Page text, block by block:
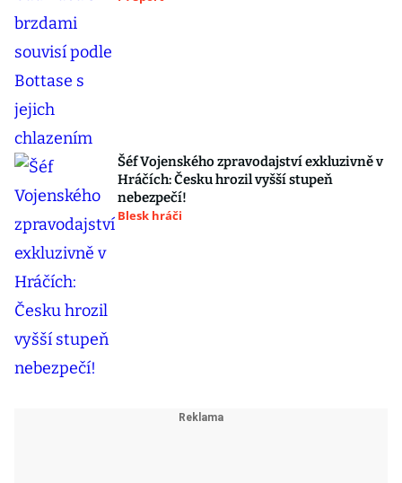
Šéf Vojenského zpravodajství exkluzivně v
Hráčích: Česku hrozil vyšší stupeň
nebezpečí!
Blesk hráči